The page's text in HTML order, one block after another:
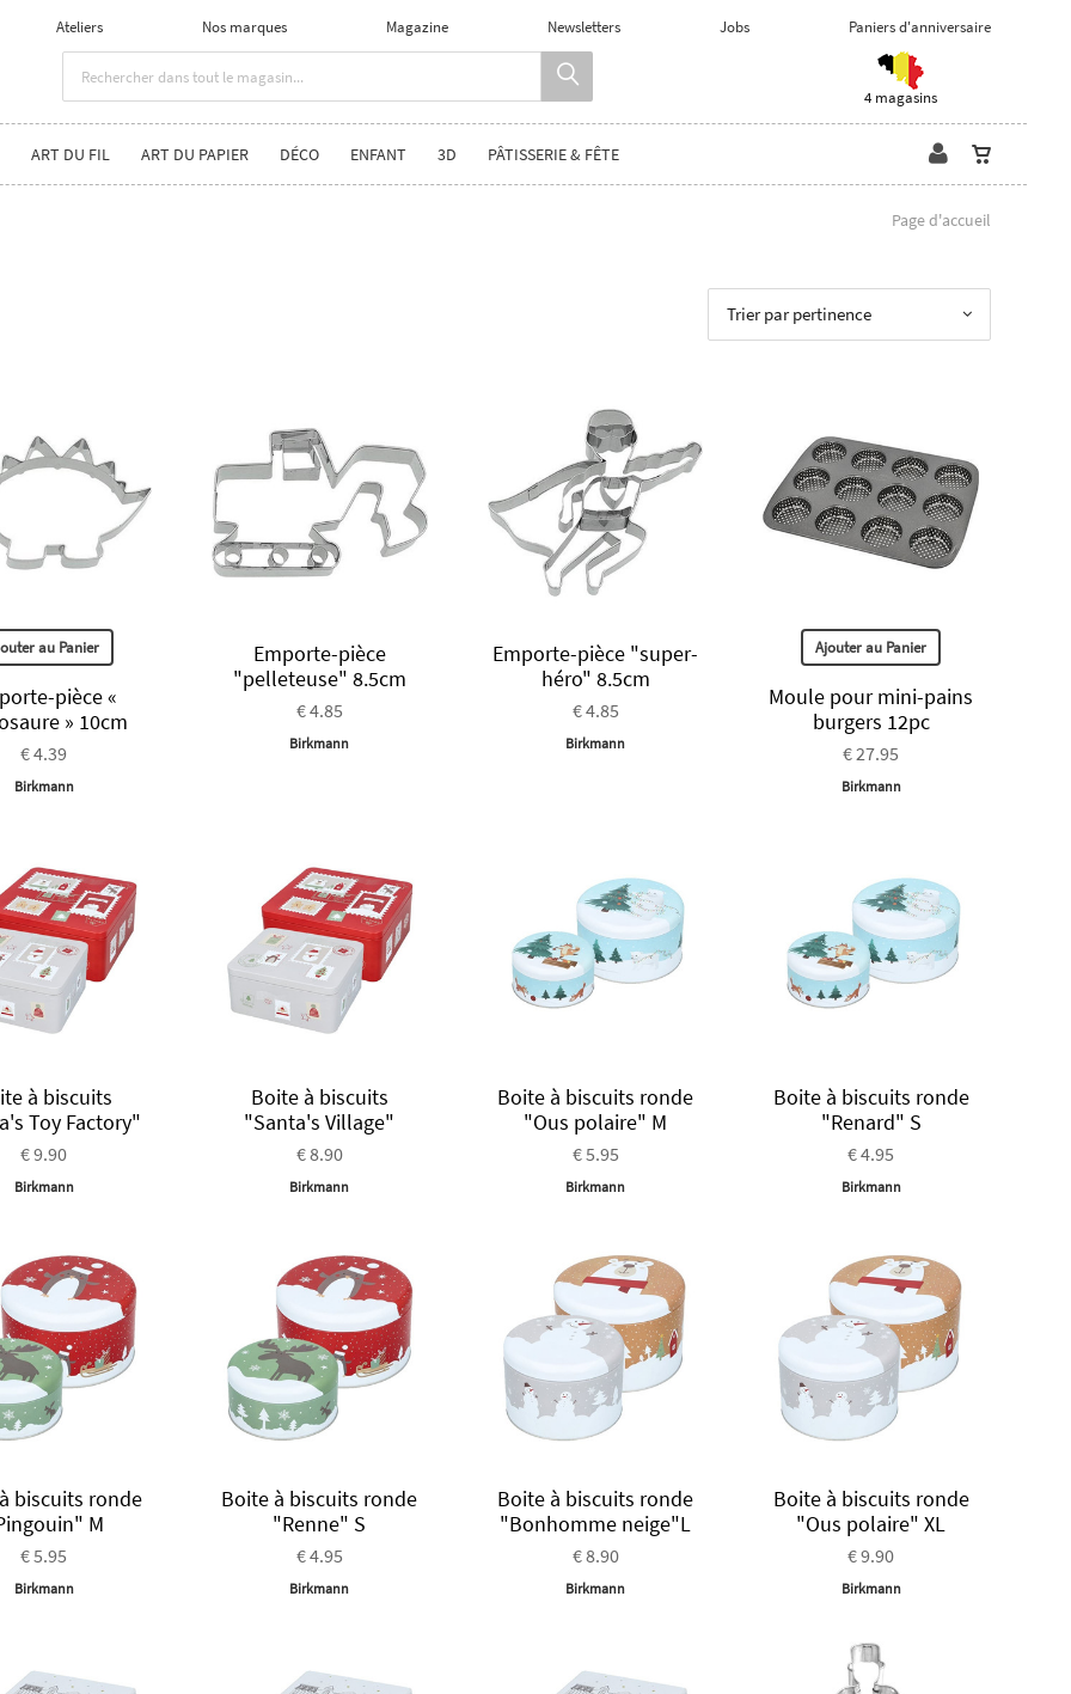
Ateliers Nos marques Magazine Newsletters Jobs Paniers d'anniversaire
4 magasins
ART DU FIL ART DU PAPIER DÉCO ENFANT 3D PÂTISSERIE & FÊTE
Page d'accueil
Trier par pertinence
au Panier
pièce «
» 10cm
€ 4.39
Birkmann
Emporte-pièce
"pelleteuse" 8.5cm
€ 4.85
Birkmann
Emporte-pièce "super-
héro" 8.5cm
€ 4.85
Birkmann
Ajouter au Panier
Moule pour mini-pains
burgers 12pc
€ 27.95
Birkmann
à biscuits
Toy Factory"
€ 9.90
Birkmann
Boite à biscuits
"Santa's Village"
€ 8.90
Birkmann
Boite à biscuits ronde
"Ous polaire" M
€ 5.95
Birkmann
Boite à biscuits ronde
"Renard" S
€ 4.95
Birkmann
biscuits ronde
M
€ 5.95
Birkmann
Boite à biscuits ronde
"Renne" S
€ 4.95
Birkmann
Boite à biscuits ronde
"Bonhomme neige"L
€ 8.90
Birkmann
Boite à biscuits ronde
"Ous polaire" XL
€ 9.90
Birkmann